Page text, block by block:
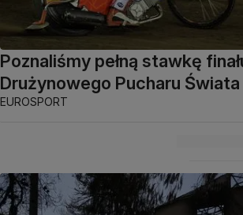
Poznaliśmy pełną stawkę
Drużynowego Pucharu
EUROSPORT